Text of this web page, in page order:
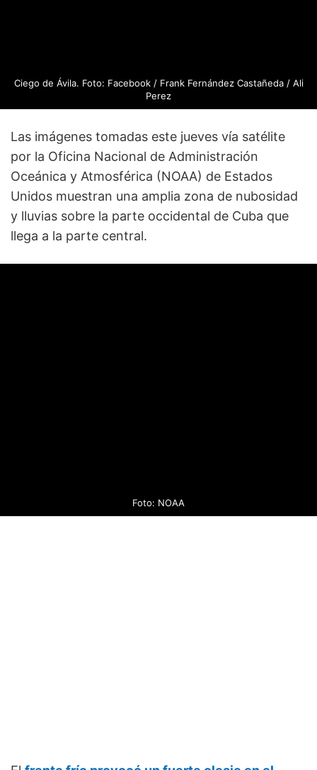
Ciego de Ávila. Foto: Facebook / Frank Fernández Castañeda / Ali
Perez
Las imágenes tomadas este jueves vía satélite
por la Oficina Nacional de Administración
Oceánica y Atmosférica (NOAA) de Estados
Unidos muestran una amplia zona de nubosidad
y lluvias sobre la parte occidental de Cuba que
llega a la parte central.
Foto: NOAA